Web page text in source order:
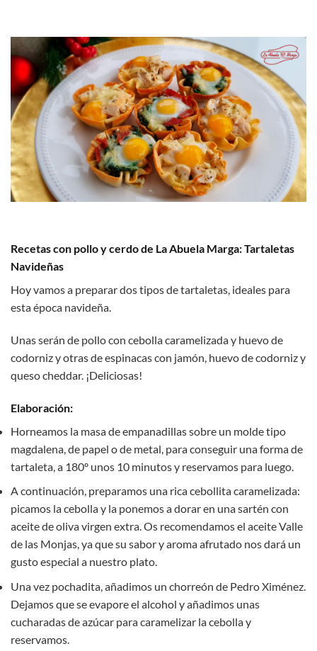
Recetas con pollo y cerdo de La Abuela Marga: Tartaletas
Navideñas
Hoy vamos a preparar dos tipos de tartaletas, ideales para
esta época navideña.
Unas serán de pollo con cebolla caramelizada y huevo de
codorniz y otras de espinacas con jamón, huevo de codorniz y
queso cheddar. ¡Deliciosas!
Elaboración:
Horneamos la masa de empanadillas sobre un molde tipo
magdalena, de papel o de metal, para conseguir una forma de
tartaleta, a 180º unos 10 minutos y reservamos para luego.
A continuación, preparamos una rica cebollita caramelizada:
picamos la cebolla y la ponemos a dorar en una sartén con
aceite de oliva virgen extra. Os recomendamos el aceite Valle
de las Monjas, ya que su sabor y aroma afrutado nos dará un
gusto especial a nuestro plato.
Una vez pochadita, añadimos un chorreón de Pedro Ximénez.
Dejamos que se evapore el alcohol y añadimos unas
cucharadas de azúcar para caramelizar la cebolla y
reservamos.